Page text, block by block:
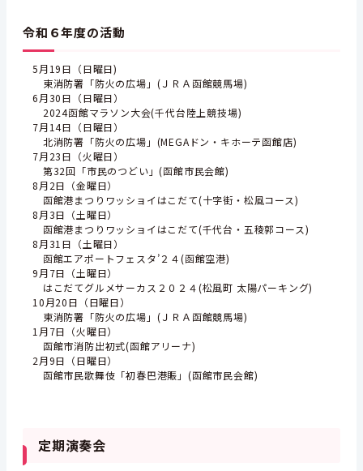
令和６年度の活動
5月19日（日曜日)
東消防署「防火の広場」(ＪＲＡ函館競馬場)
6月30日（日曜日）
2024函館マラソン大会(千代台陸上競技場)
7月14日（日曜日）
北消防署「防火の広場」(MEGAドン・キホーテ函館店)
7月23日（火曜日）
第32回「市民のつどい」(函館市民会館)
8月2日（金曜日）
函館港まつりワッショイはこだて(十字街・松風コース)
8月3日（土曜日）
函館港まつりワッショイはこだて(千代台・五稜郭コース)
8月31日（土曜日）
函館エアポートフェスタ’２４(函館空港)
9月7日（土曜日）
はこだてグルメサーカス２０２４(松風町 太陽パーキング)
10月20日（日曜日）
東消防署「防火の広場」(ＪＲＡ函館競馬場)
1月7日（火曜日）
函館市消防出初式(函館アリーナ)
2月9日（日曜日）
函館市民歌舞伎「初春巴港賑」(函館市民会館)
定期演奏会